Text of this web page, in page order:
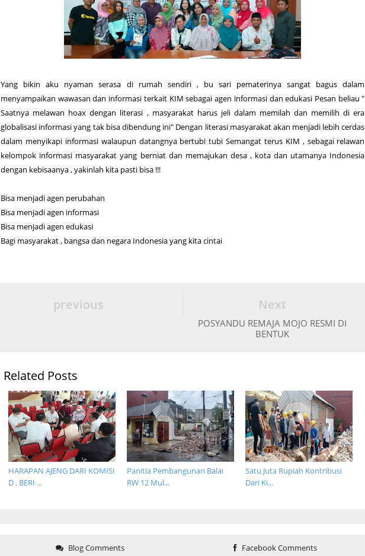
Yang bikin aku nyaman serasa di rumah sendiri , bu sari pematerinya sangat bagus dalam
menyampaikan wawasan dan informasi terkait KIM sebagai agen informasi dan edukasi Pesan beliau "
Saatnya melawan hoax dengan literasi , masyarakat harus jeli dalam memilah dan memilih di era
globalisasi informasi yang tak bisa dibendung ini" Dengan literasi masyarakat akan menjadi lebih cerdas
dalam menyikapi informasi walaupun datangnya bertubi tubi Semangat terus KIM , sebagai relawan
kelompok informasi masyarakat yang berniat dan memajukan desa , kota dan utamanya Indonesia
dengan kebisaanya , yakinlah kita pasti bisa !!!
Bisa menjadi agen perubahan
Bisa menjadi agen informasi
Bisa menjadi agen edukasi
Bagi masyarakat , bangsa dan negara Indonesia yang kita cintai
Next
POSYANDU REMAJA MOJO RESMI DI
BENTUK
previous
Related Posts
Satu Juta Rupiah Kontribusi
Dari Ki...
Panitia Pembangunan Balai
RW 12 Mul...
HARAPAN AJENG DARI KOMISI
D , BERI ...
Blog Comments Facebook Comments